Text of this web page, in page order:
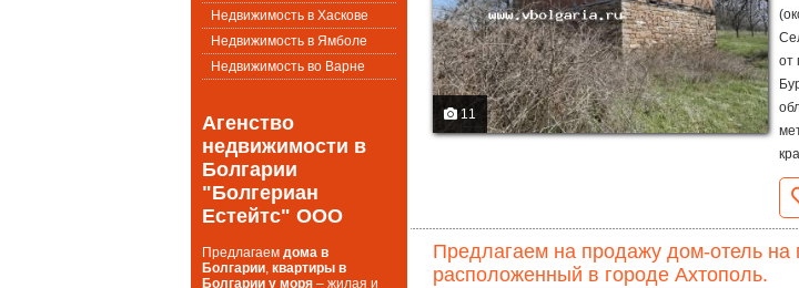
Недвижимость в Хаскове
Недвижимость в Ямболе
Недвижимость во Варне
Агенство
недвижимости в
Болгарии
"Болгериан
Естейтс" ООО
Предлагаем дома в
Болгарии, квартиры в
Болгарии у моря – жилая и
11
от
Предлагаем на продажу дом-отель на
расположенный в городе Ахтополь.